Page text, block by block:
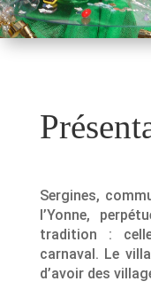
Sergines,
l’Yonne,
tradition :
carnaval. Le
d’avoir des